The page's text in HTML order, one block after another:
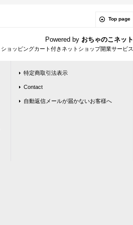
Top page
Powered by おちゃのこネット
ョッピングカート付きネットショップ開業サービス
特定商取引法表示
Contact
自動返信メールが届かないお客様へ